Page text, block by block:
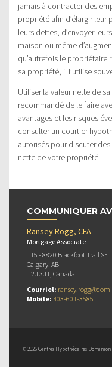
jamais à contracter des
propriété afin d’élargir leur
leurs dettes, d’envoyer
maison ou même
qu’autrefois le propriétaire
sa propriété, il l’utilise
Utiliser la valeur nette de
recommandé de le faire
avantages et les risques
consulter un courtier
autorisés pour discuter
nette de votre propriété.
COMMUNIQUER
Ransey Rogg, CFA
Mortgage Associate
115 - 8820 Blackfoot Trail SE
Calgary, AB
T2J 3J1, Canada
Courriel:
Mobile: 403-601-3585
© 2026 Centres Hypothécaires Dominion